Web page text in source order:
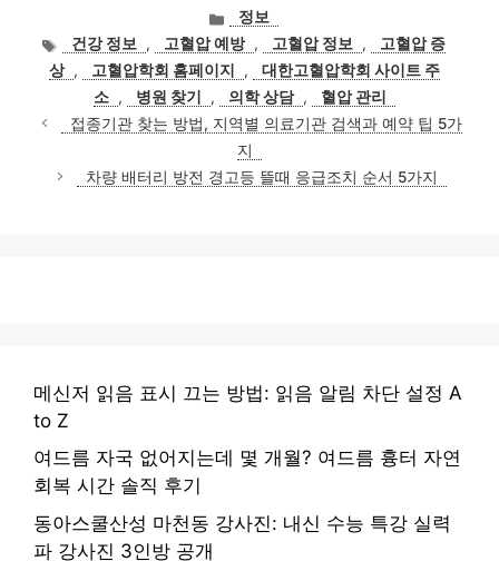
카
테
고
리
정보
태
그
건강 정보 , 고혈압 예방 , 고혈압 정보 ,
고혈압 증
상 , 고혈압학회 홈페이지 ,
대한고혈압학회 사이트 주
소 , 병원 찾기 , 의학 상담 ,
혈압 관리
접종기관 찾는 방법, 지역별 의료기관 검색과 예약 팁 5가
지
차량 배터리 방전 경고등 뜰때 응급조치 순서 5가지
메신저 읽음 표시 끄는 방법: 읽음 알림 차단 설정 A
to Z
여드름 자국 없어지는데 몇 개월? 여드름 흉터 자연
회복 시간 솔직 후기
동아스쿨산성 마천동 강사진: 내신 수능 특강 실력
파 강사진 3인방 공개